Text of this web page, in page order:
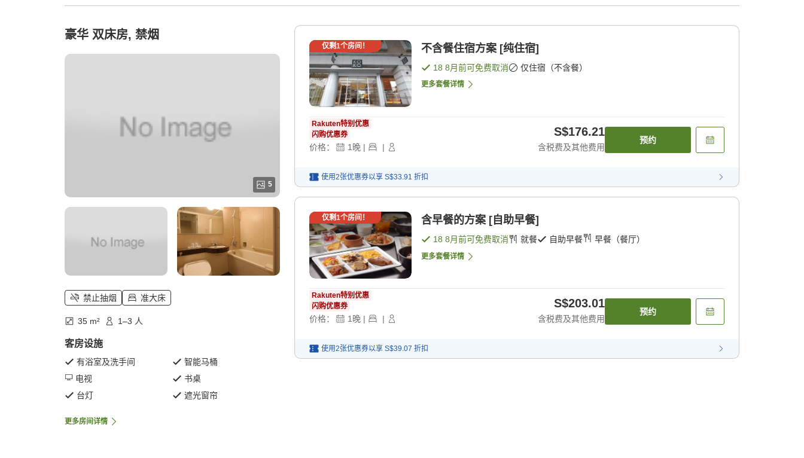
豪华 双床房, 禁烟
5
禁止抽烟 准大床
35 m² 1–3 人
客房设施
有浴室及洗手间
智能马桶
电视
书桌
台灯
遮光窗帘
更多房间详情
仅剩1个房间！ 不含餐住宿方案 [纯住宿]
18 8月前可免费取消 仅住宿（不含餐）
更多套餐详情
Rakuten特别优惠
闪购优惠券
价格： 1晚 | |
S$176.21
含税费及其他费用
预约
使用2张优惠券以享 S$33.91 折扣
仅剩1个房间！ 含早餐的方案 [自助早餐]
18 8月前可免费取消 就餐 自助早餐 早餐（餐厅）
更多套餐详情
Rakuten特别优惠
闪购优惠券
价格： 1晚 | |
S$203.01
含税费及其他费用
预约
使用2张优惠券以享 S$39.07 折扣